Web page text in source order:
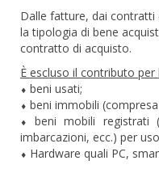
Dalle fatture, dai contratti
la tipologia di bene
contratto di acquisto.
È escluso il contributo per
⬧ beni usati;
⬧ beni immobili
⬧ beni mobili registrati
imbarcazioni, ecc.) per
⬧ Hardware quali PC,